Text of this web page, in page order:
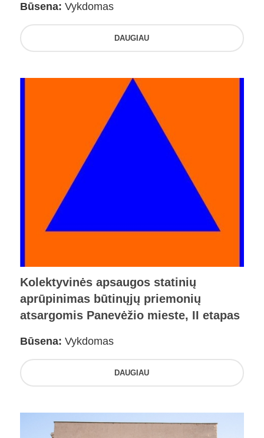
Būsena: Vykdomas
DAUGIAU
Kolektyvinės apsaugos statinių
aprūpinimas būtinųjų priemonių
atsargomis Panevėžio mieste, II etapas
Būsena: Vykdomas
DAUGIAU